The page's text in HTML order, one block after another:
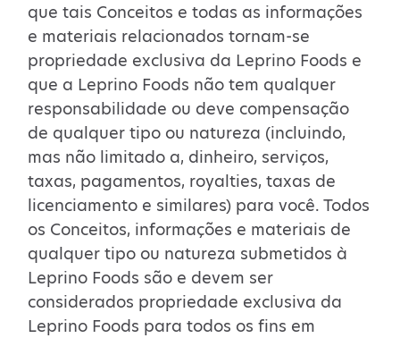
que tais Conceitos e todas as informações
e materiais relacionados tornam-se
propriedade exclusiva da Leprino Foods e
que a Leprino Foods não tem qualquer
responsabilidade ou deve compensação
de qualquer tipo ou natureza (incluindo,
mas não limitado a, dinheiro, serviços,
taxas, pagamentos, royalties, taxas de
licenciamento e similares) para você. Todos
os Conceitos, informações e materiais de
qualquer tipo ou natureza submetidos à
Leprino Foods são e devem ser
considerados propriedade exclusiva da
Leprino Foods para todos os fins em